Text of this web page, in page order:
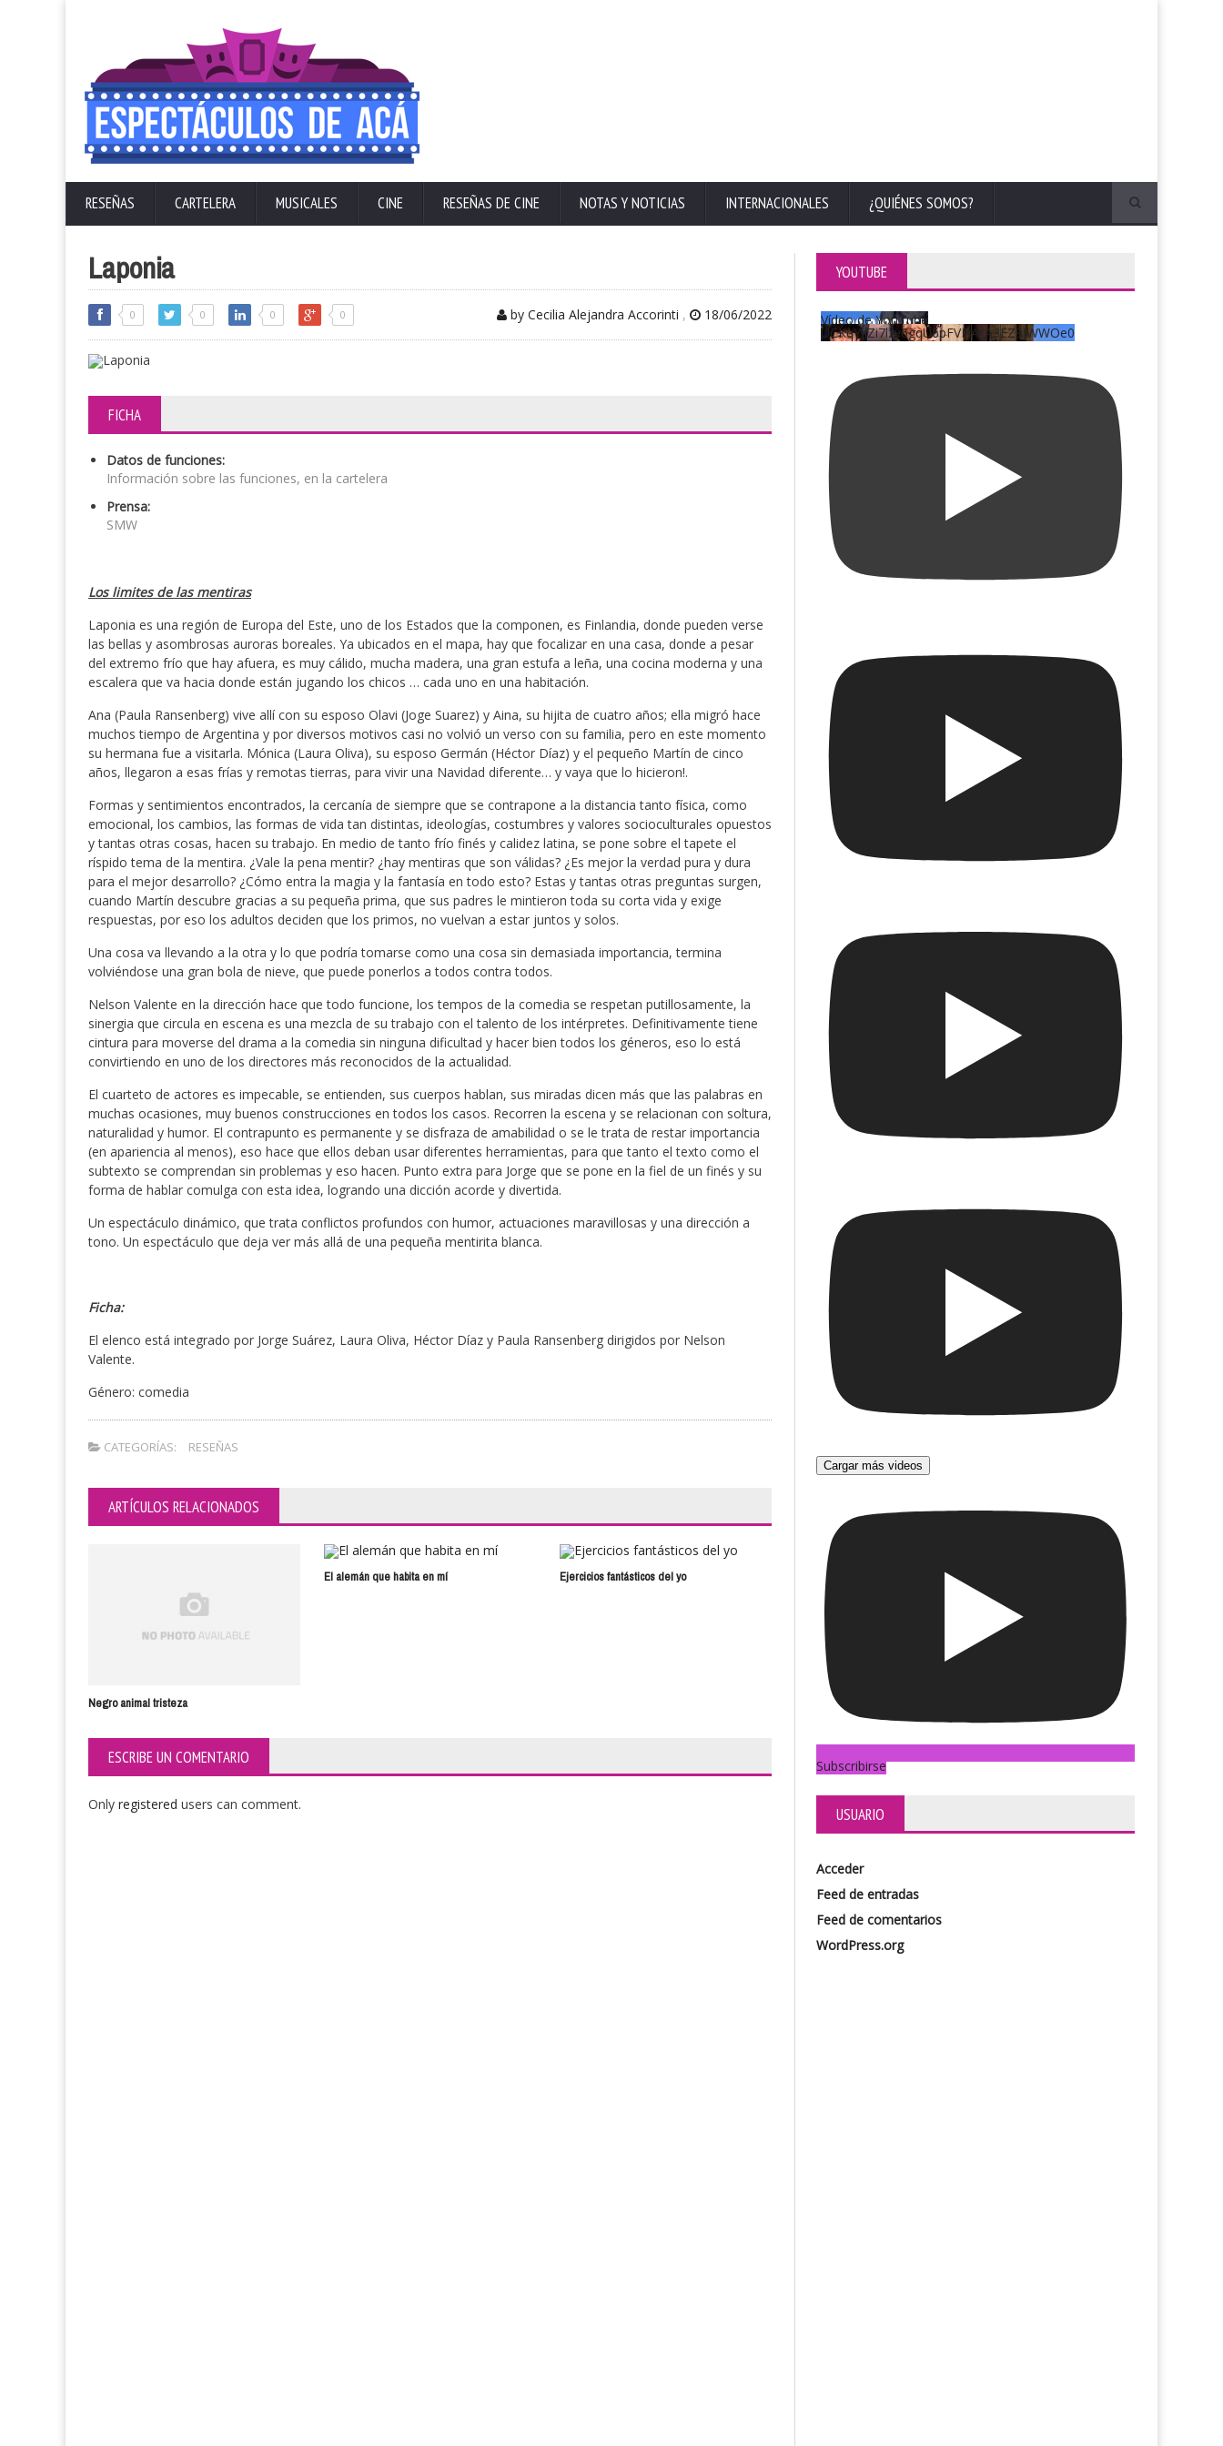
RESEÑAS CARTELERA MUSICALES CINE RESEÑAS DE CINE NOTAS Y NOTICIAS INTERNACIONALES ¿QUIÉNES SOMOS?
Laponia
0 0 0 0 by Cecilia Alejandra Accorinti , 18/06/2022
FICHA
Datos de funciones:
Información sobre las funciones, en la cartelera
Prensa:
SMW
Los limites de las mentiras
Laponia es una región de Europa del Este, uno de los Estados que la componen, es Finlandia, donde pueden verse
las bellas y asombrosas auroras boreales. Ya ubicados en el mapa, hay que focalizar en una casa, donde a pesar
del extremo frío que hay afuera, es muy cálido, mucha madera, una gran estufa a leña, una cocina moderna y una
escalera que va hacia donde están jugando los chicos … cada uno en una habitación.
Ana (Paula Ransenberg) vive allí con su esposo Olavi (Joge Suarez) y Aina, su hijita de cuatro años; ella migró hace
muchos tiempo de Argentina y por diversos motivos casi no volvió un verso con su familia, pero en este momento
su hermana fue a visitarla. Mónica (Laura Oliva), su esposo Germán (Héctor Díaz) y el pequeño Martín de cinco
años, llegaron a esas frías y remotas tierras, para vivir una Navidad diferente… y vaya que lo hicieron!.
Formas y sentimientos encontrados, la cercanía de siempre que se contrapone a la distancia tanto física, como
emocional, los cambios, las formas de vida tan distintas, ideologías, costumbres y valores socioculturales opuestos
y tantas otras cosas, hacen su trabajo. En medio de tanto frío finés y calidez latina, se pone sobre el tapete el
ríspido tema de la mentira. ¿Vale la pena mentir? ¿hay mentiras que son válidas? ¿Es mejor la verdad pura y dura
para el mejor desarrollo? ¿Cómo entra la magia y la fantasía en todo esto? Estas y tantas otras preguntas surgen,
cuando Martín descubre gracias a su pequeña prima, que sus padres le mintieron toda su corta vida y exige
respuestas, por eso los adultos deciden que los primos, no vuelvan a estar juntos y solos.
Una cosa va llevando a la otra y lo que podría tomarse como una cosa sin demasiada importancia, termina
volviéndose una gran bola de nieve, que puede ponerlos a todos contra todos.
Nelson Valente en la dirección hace que todo funcione, los tempos de la comedia se respetan putillosamente, la
sinergia que circula en escena es una mezcla de su trabajo con el talento de los intérpretes. Definitivamente tiene
cintura para moverse del drama a la comedia sin ninguna dificultad y hacer bien todos los géneros, eso lo está
convirtiendo en uno de los directores más reconocidos de la actualidad.
El cuarteto de actores es impecable, se entienden, sus cuerpos hablan, sus miradas dicen más que las palabras en
muchas ocasiones, muy buenos construcciones en todos los casos. Recorren la escena y se relacionan con soltura,
naturalidad y humor. El contrapunto es permanente y se disfraza de amabilidad o se le trata de restar importancia
(en apariencia al menos), eso hace que ellos deban usar diferentes herramientas, para que tanto el texto como el
subtexto se comprendan sin problemas y eso hacen. Punto extra para Jorge que se pone en la fiel de un finés y su
forma de hablar comulga con esta idea, logrando una dicción acorde y divertida.
Un espectáculo dinámico, que trata conflictos profundos con humor, actuaciones maravillosas y una dirección a
tono. Un espectáculo que deja ver más allá de una pequeña mentirita blanca.
Ficha:
El elenco está integrado por Jorge Suárez, Laura Oliva, Héctor Díaz y Paula Ransenberg dirigidos por Nelson
Valente.
Género: comedia
CATEGORÍAS: RESEÑAS
ARTÍCULOS RELACIONADOS
Negro animal tristeza
El alemán que habita en mí Ejercicios fantásticos del yo La teta La Tempestad de Lear
ESCRIBE UN COMENTARIO
Only registered users can comment.
YOUTUBE
Vídeo de YouTube
UCKqYjiZi7lzy6gqU6pFVFiA_A3EZ9JWWOe0
Cargar más videos
Subscribirse
USUARIO
Acceder
Feed de entradas
Feed de comentarios
WordPress.org